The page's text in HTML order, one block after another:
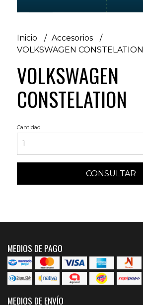
Inicio
Accesorios
VOLKSWAGEN CONSTELATION
VOLKSWAGEN
CONSTELATION
Cantidad
CONSULTAR
MEDIOS DE PAGO
MEDIOS DE ENVÍO